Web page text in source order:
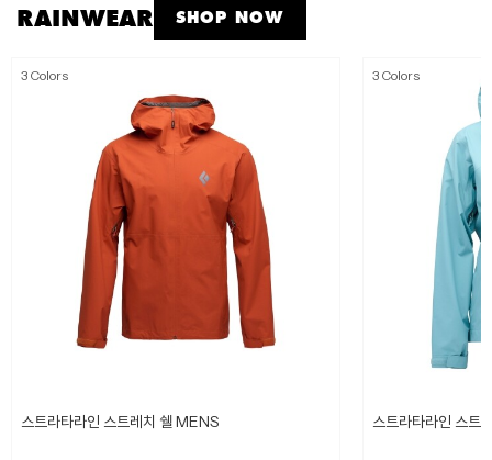
RAINWEAR SHOP NOW
3 Colors
스트라타라인 스트레치 쉘 MENS
3 Colors
스트라타라인 스